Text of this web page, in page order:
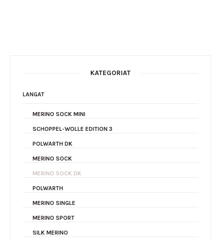
KATEGORIAT
LANGAT
MERINO SOCK MINI
SCHOPPEL-WOLLE EDITION 3
POLWARTH DK
MERINO SOCK
MERINO SOCK DK
POLWARTH
MERINO SINGLE
MERINO SPORT
SILK MERINO